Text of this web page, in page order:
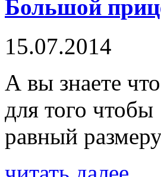
Большой
15.07.2014
А вы знаете
для того
равный